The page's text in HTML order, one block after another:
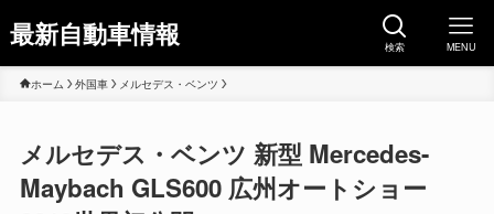
最新自動車情報 検索 MENU
ホーム 外国車 メルセデス・ベンツ
メルセデス・ベンツ 新型 Mercedes-
Maybach GLS600 広州オートショー